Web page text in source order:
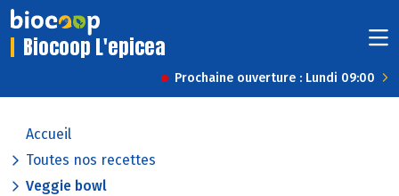
Biocoop L'epicea
Prochaine ouverture : Lundi 09:00
Accueil
Toutes nos recettes
Veggie bowl